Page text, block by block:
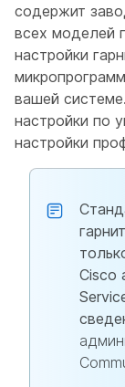
содержит
всех моделей
настройки
вашей
настройки по
настройки
Cisco